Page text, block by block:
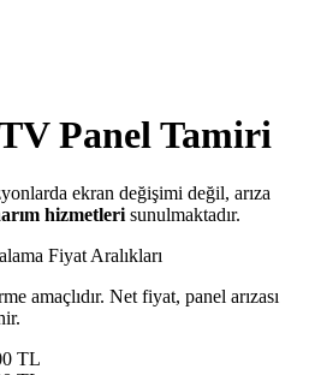
Panel Tamiri
ekran değişimi değil, arıza
hizmetleri sunulmaktadır.
Fiyat Aralıkları
amaçlıdır. Net fiyat, panel arızası
TL